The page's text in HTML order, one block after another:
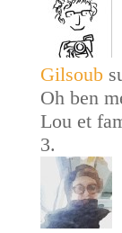
Gilsoub
Oh ben
Lou et